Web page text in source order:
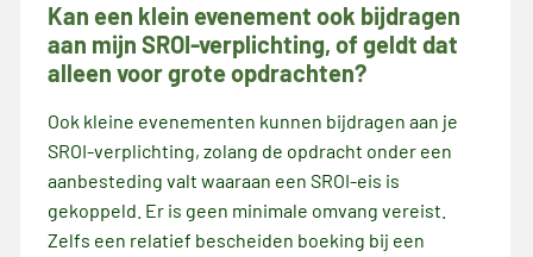
Kan een klein evenement ook bijdragen
aan mijn SROI-verplichting, of geldt dat
alleen voor grote opdrachten?
Ook kleine evenementen kunnen bijdragen aan je
SROI-verplichting, zolang de opdracht onder een
aanbesteding valt waaraan een SROI-eis is
gekoppeld. Er is geen minimale omvang vereist.
Zelfs een relatief bescheiden boeking bij een